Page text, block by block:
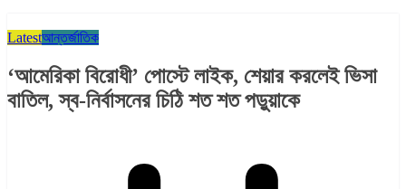
Latestআন্তর্জাতিক
‘আমেরিকা বিরোধী’ পোস্টে লাইক, শেয়ার করলেই ভিসা
বাতিল, স্ব-নির্বাসনের চিঠি শত শত পড়ুয়াকে